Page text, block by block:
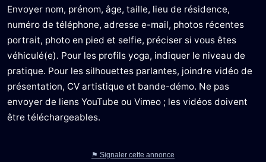
Envoyer nom, prénom, âge, taille, lieu de résidence,
numéro de téléphone, adresse e-mail, photos récentes
portrait, photo en pied et selfie, préciser si vous êtes
véhiculé(e). Pour les profils yoga, indiquer le niveau de
pratique. Pour les silhouettes parlantes, joindre vidéo de
présentation, CV artistique et bande-démo. Ne pas
envoyer de liens YouTube ou Vimeo ; les vidéos doivent
être téléchargeables.
⚑ Signaler cette annonce